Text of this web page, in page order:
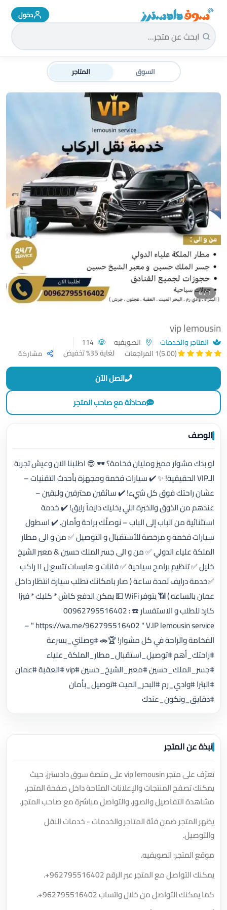
سوق دادسترز الرئيسية دخول
السوق المتاجر
vip lemousin
المتاجر والخدمات الصويفيه
(5.00)
1 المراجعات لغاية 35% تخفيض مشاركة
1 / 4
اتصل الآن
محادثة مع صاحب المتجر
الوصف
لو بدك مشوار مميز ومليان فخامة؟ 🕶️ 😎 اطلبنا الان وعيش تجربة
الـVIP الحقيقية! ✨ ✔️ سيارات فخمة ومجهزة بأحدث التقنيات –
عشان راحتك فوق كل شيء! ✔️ سائقين محترفين ولبقين –
عندهم من الذوق والخبرة اللي يخليك دايماً رايق! ✔️ خدمة
استثنائية من الباب إلى الباب – نوصلّك براحة وأمان. ✔️ اسطول
سيارات فخمة و مرخصة للأستقبال و التوصيل ✅ من و الى مطار
الملكة علياء الدولي ✅ من و الى جسر الملك حسين & معبر الشيخ
خليل ✅ تنظيم برامج سياحية ✅ فانات و هايسات تتسع ل ١١ راكب
✅خدمة درايف لمدة ساعة ( صار بامكانك تطلب سيارة انتظار داخل
عمان بالساعه ) 📶 يتوفر WiFi 💵 يمكن الدفع كاش * كليك * فيزا
كارد للطلب و الاستفسار ☎️ : 00962795516402
https://wa.me/962795516402 " V.IP lemousin service " –
الفخامة والراحة في كل مشوار! 🏆🚗 #وصلني_بسرعة
#راحتك_أهم #توصيل_استقبال_مطار_الملكة_علياء
#جسر_الملك_حسين #معبر_الشيخ_حسين #vip #العقبة #عمان
#البترا #وادي_رم #البحر_الميت #توصيل_بأمان
#دقايق_ونكون_عندك
نبذة عن المتجر
تعرّف على متجر vip lemousin على منصة سوق دادسترز، حيث
يمكنك تصفح المنتجات والإعلانات المتاحة داخل صفحة المتجر،
مشاهدة التفاصيل والصور، والتواصل مباشرة مع صاحب المتجر.
يظهر المتجر ضمن فئة المتاجر والخدمات - خدمات النقل
والتوصيل.
موقع المتجر: الصويفيه.
يمكنك التواصل مع المتجر عبر الرقم+962795516402
.
كما يمكنك التواصل من خلال واتساب+962795516402
.